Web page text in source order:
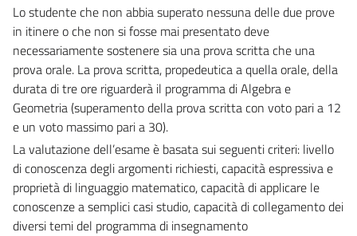
Lo studente che non abbia superato nessuna delle due prove
in itinere o che non si fosse mai presentato deve
necessariamente sostenere sia una prova scritta che una
prova orale. La prova scritta, propedeutica a quella orale, della
durata di tre ore riguarderà il programma di Algebra e
Geometria (superamento della prova scritta con voto pari a 12
e un voto massimo pari a 30).
La valutazione dell’esame è basata sui seguenti criteri: livello
di conoscenza degli argomenti richiesti, capacità espressiva e
proprietà di linguaggio matematico, capacità di applicare le
conoscenze a semplici casi studio, capacità di collegamento dei
diversi temi del programma di insegnamento